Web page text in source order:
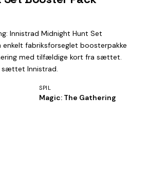
Innistrad Midnight Hunt Set
enkelt fabriksforseglet boosterpakke
med tilfældige kort fra sættet.
sættet Innistrad.
SPIL
Magic: The Gathering